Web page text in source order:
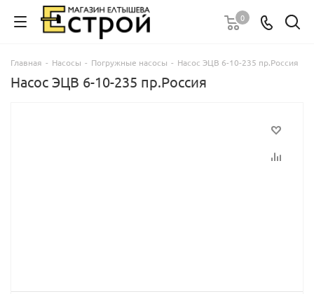
0
Главная - Насосы - Погружные насосы - Насос ЭЦВ 6-10-235 пр.Россия
Насос ЭЦВ 6-10-235 пр.Россия